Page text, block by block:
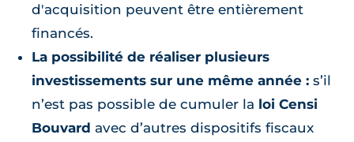
d'acquisition peuvent être entièrement
financés.
La possibilité de réaliser plusieurs
investissements sur une même année : s’il
n’est pas possible de cumuler la loi Censi
Bouvard avec d’autres dispositifs fiscaux